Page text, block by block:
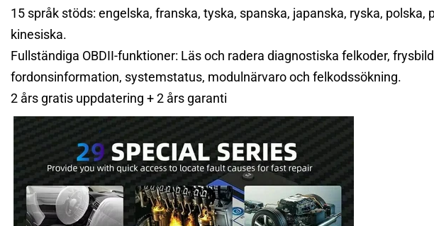
15 språk stöds: engelska, franska, tyska, spanska, japanska, ryska,
kinesiska.
Fullständiga OBDII-funktioner: Läs och radera diagnostiska felkoder,
fordonsinformation, systemstatus, modulnärvaro och felkodssökning.
2 års gratis uppdatering + 2 års garanti